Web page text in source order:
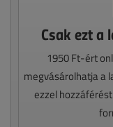
Csak ezt a
1950 Ft-ért
megvásárolhatja a
ezzel